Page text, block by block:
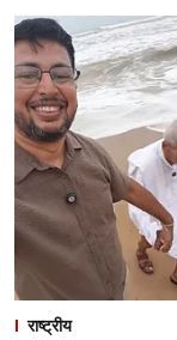
राष्ट्रीय